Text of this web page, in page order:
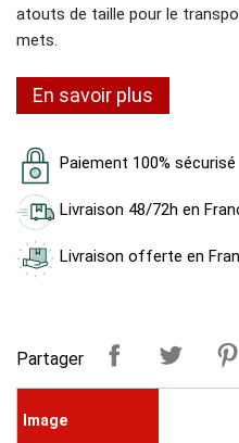
atouts de taille pour le
mets.
En savoir plus
Paiement 100% sécurisé
Livraison 48/72h en
Livraison offerte en
Partager